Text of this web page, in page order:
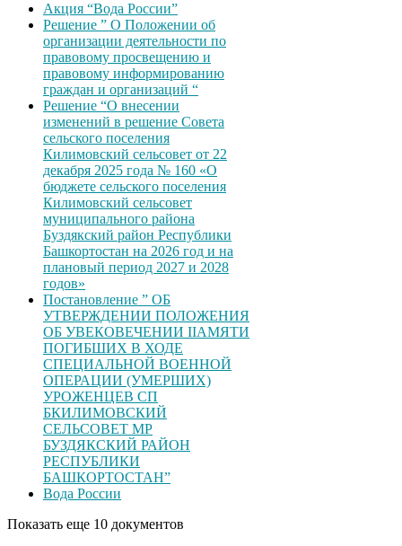
Акция “Вода России”
Решение ” О Положении об
организации деятельности по
правовому просвещению и
правовому информированию
граждан и организаций “
Решение “О внесении
изменений в решение Совета
сельского поселения
Килимовский сельсовет от 22
декабря 2025 года № 160 «О
бюджете сельского поселения
Килимовский сельсовет
муниципального района
Буздякский район Республики
Башкортостан на 2026 год и на
плановый период 2027 и 2028
годов»
Постановление ” ОБ
УТВЕРЖДЕНИИ ПОЛОЖЕНИЯ
ОБ УВЕКОВЕЧЕНИИ ІІАМЯТИ
ПОГИБШИХ В ХОДЕ
СПЕЦИАЛЬНОЙ ВОЕННОЙ
ОПЕРАЦИИ (УМЕРШИХ)
УРОЖЕНЦЕВ CП
БКИЛИМОВСКИЙ
СЕЛЬСОВЕТ МР
БУЗДЯКСКИЙ РАЙОН
РЕСПУБЛИКИ
БАШКОРТОСТАН”
Вода России
Показать еще 10 документов